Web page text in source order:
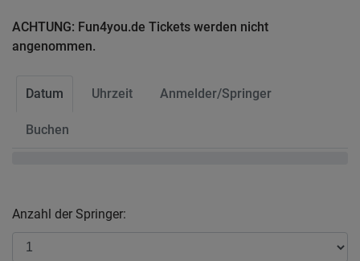
ACHTUNG: Fun4you.de Tickets werden nicht
angenommen.
Datum Uhrzeit Anmelder/Springer
Buchen
Anzahl der Springer: